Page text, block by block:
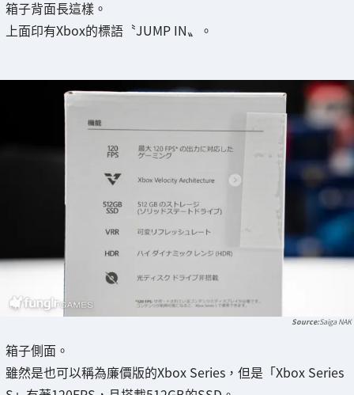
箱子背面長這樣。
上面印有Xbox的標語〝JUMP IN〟。
Saiga NAK
箱子側面。
雖然是也可以稱為廉價版的Xbox Series，但是「Xbox Series